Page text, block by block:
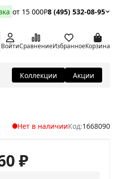
от 15 000Р8 (495) 532-08-95
ВойтиСравнениеИзбранноеКорзина
Коллекции Акции
Нет в наличииКод:1668090
₽